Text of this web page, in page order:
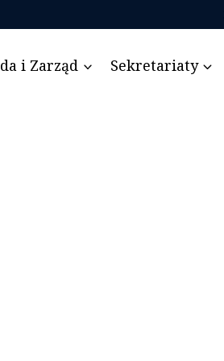
i Zarząd Sekretariaty